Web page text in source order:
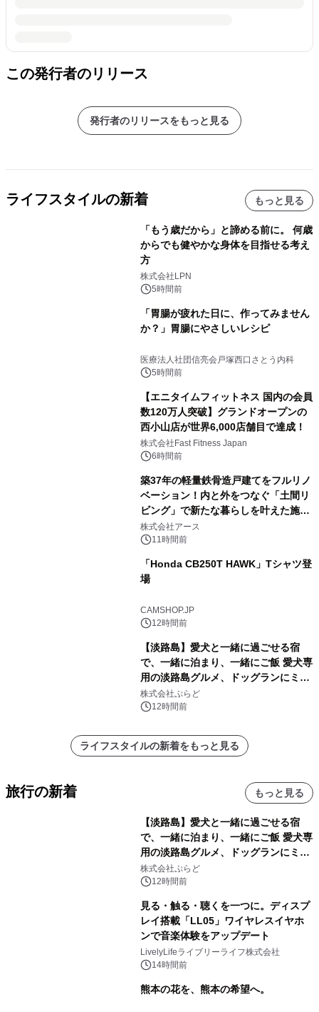
この発行者のリリース
発行者のリリースをもっと見る
ライフスタイルの新着 もっと見る
「もう歳だから」と諦める前に。 何歳
からでも健やかな身体を目指せる考え
方
株式会社LPN
5時間前
「胃腸が疲れた日に、作ってみません
か？」胃腸にやさしいレシピ
医療法人社団信亮会戸塚西口さとう内科
5時間前
【エニタイムフィットネス 国内の会員
数120万人突破】グランドオープンの
西小山店が世界6,000店舗目で達成！
株式会社Fast Fitness Japan
6時間前
築37年の軽量鉄骨造戸建てをフルリノ
ベーション！内と外をつなぐ「土間リ
ビング」で新たな暮らしを叶えた施工
事例を株式会社アースが公開
株式会社アース
11時間前
「Honda CB250T HAWK」Tシャツ登
場
CAMSHOP.JP
12時間前
【淡路島】愛犬と一緒に過ごせる宿
で、一緒に泊まり、一緒にご飯 愛犬専
用の淡路島グルメ、ドッグランにミニ
プール グランピングとトレーラーハウ
スの2施設で
株式会社ぷらど
12時間前
ライフスタイルの新着をもっと見る
旅行の新着 もっと見る
【淡路島】愛犬と一緒に過ごせる宿
で、一緒に泊まり、一緒にご飯 愛犬専
用の淡路島グルメ、ドッグランにミニ
プール グランピングとトレーラーハウ
スの2施設で
株式会社ぷらど
12時間前
見る・触る・聴くを一つに。ディスプ
レイ搭載「LL05」ワイヤレスイヤホ
ンで音楽体験をアップデート
LivelyLifeライブリーライフ株式会社
14時間前
熊本の花を、熊本の希望へ。